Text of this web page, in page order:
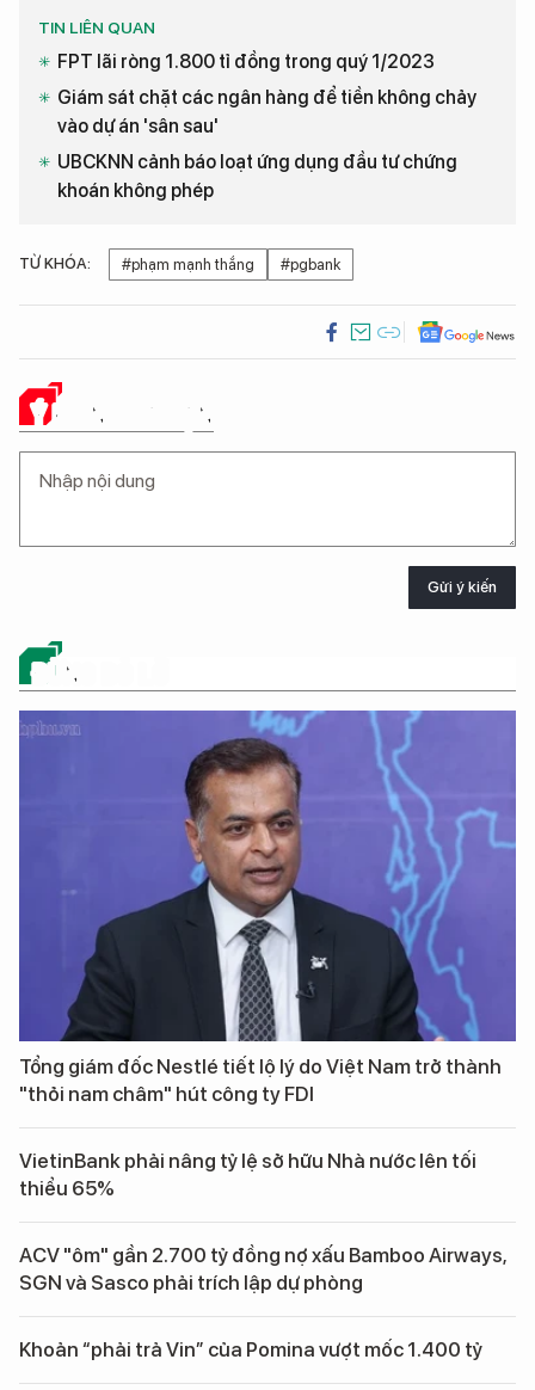
TIN LIÊN QUAN
FPT lãi ròng 1.800 tỉ đồng trong quý 1/2023
Giám sát chặt các ngân hàng để tiền không chảy
vào dự án 'sân sau'
UBCKNN cảnh báo loạt ứng dụng đầu tư chứng
khoán không phép
TỪ KHÓA: #phạm mạnh thắng #pgbank
Ý KIẾN CỦA BẠN
Gửi ý kiến
ĐỪNG BỎ LỠ
Tổng giám đốc Nestlé tiết lộ lý do Việt Nam trở thành
"thỏi nam châm" hút công ty FDI
VietinBank phải nâng tỷ lệ sở hữu Nhà nước lên tối
thiểu 65%
ACV "ôm" gần 2.700 tỷ đồng nợ xấu Bamboo Airways,
SGN và Sasco phải trích lập dự phòng
Khoản “phải trả Vin” của Pomina vượt mốc 1.400 tỷ